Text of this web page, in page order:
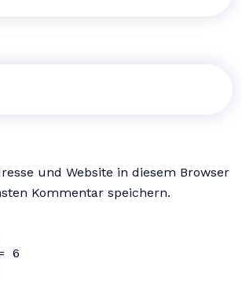
und Website in diesem Browser
Kommentar speichern.
6